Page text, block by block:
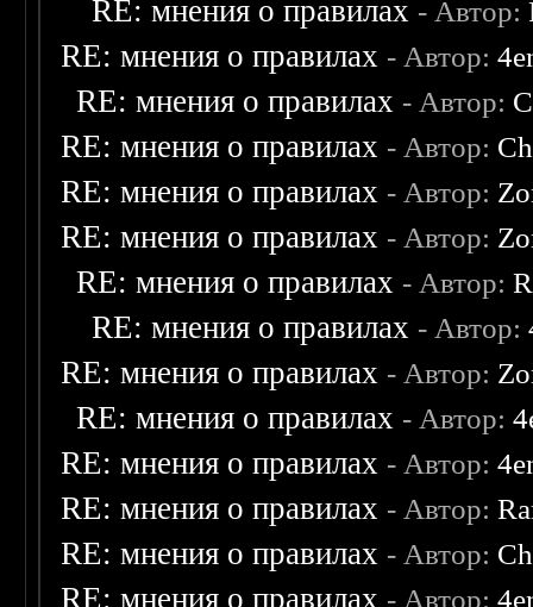
RE: мнения о правилах - Автор:
RE: мнения о правилах - Автор:
RE: мнения о правилах - Автор:
RE: мнения о правилах - Автор:
RE: мнения о правилах - Автор:
RE: мнения о правилах - Автор:
RE: мнения о правилах - Автор:
RE: мнения о правилах - Автор:
RE: мнения о правилах - Автор:
RE: мнения о правилах - Автор:
RE: мнения о правилах - Автор:
RE: мнения о правилах - Автор:
RE: мнения о правилах - Автор:
RE: мнения о правилах - Автор: